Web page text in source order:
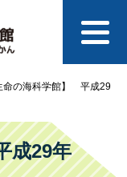
命の海科学館】 平成29
成29年